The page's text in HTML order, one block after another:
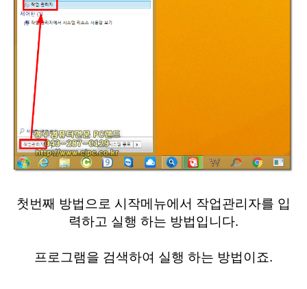
첫번째 방법으로 시작메뉴에서 작업관리자를 입
력하고 실행 하는 방법입니다.
프로그램을 검색하여 실행 하는 방법이죠.